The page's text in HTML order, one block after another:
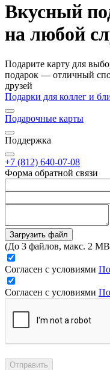
Вкусный
на любой
Подарите карту для
подарок — отличный
друзей
Подарки для коллег и
Подарочные карты
Поддержка
+7 (812) 640-07-08
Форма обратной связи
Загрузить файл
(До 3 файлов, макс. 2
Согласен с условиями
Согласен с условиями
Отправить